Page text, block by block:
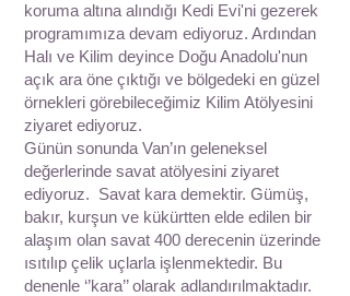
koruma altına alındığı Kedi Evi'ni gezerek
programımıza devam ediyoruz. Ardından
Halı ve Kilim deyince Doğu Anadolu'nun
açık ara öne çıktığı ve bölgedeki en güzel
örnekleri görebileceğimiz Kilim Atölyesini
ziyaret ediyoruz.
Günün sonunda Van’ın geleneksel
değerlerinde savat atölyesini ziyaret
ediyoruz. Savat kara demektir. Gümüş,
bakır, kurşun ve kükürtten elde edilen bir
alaşım olan savat 400 derecenin üzerinde
ısıtılıp çelik uçlarla işlenmektedir. Bu
denenle ‘’kara’’ olarak adlandırılmaktadır.